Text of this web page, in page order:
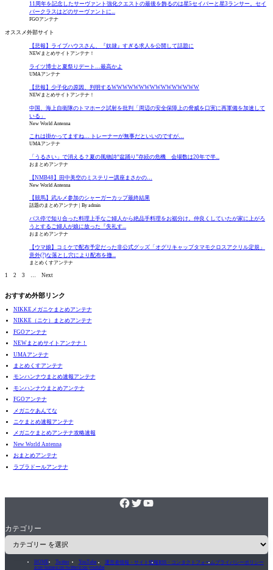
11周年を記念したサーヴァント強化クエストの最後を飾るのは星5セイバーと星3ランサー。セイ
バークラスはどのサーヴァントに...
FGOアンテナ
オススメ外部サイト
【悲報】ライブハウスさん、『奴隷』すぎる求人を公開して話題に
NEWまとめサイトアンテナ！
ライツ博士と夏祭りデート…最高かよ
UMAアンテナ
【悲報】少子化の原因、判明するWWWWWWWWWWWWWWWW
NEWまとめサイトアンテナ！
中国、海上自衛隊のトマホーク試射を批判「周辺の安全保障上の脅威を口実に再軍備を加速して
いる」
New World Antenna
これは掛かってますね… トレーナーが無事だといいのですが…
UMAアンテナ
「うるさい」で消える？夏の風物詩“盆踊り”存続の危機 会場数は20年で半...
おまとめアンテナ
【NMB48】田中美空のミステリー講座まさかの…
New World Antenna
【競馬】武ルメ参加のシャーガーカップ最終結果
話題のまとめアンテナ By admin
バス停で知り合った料理上手なご婦人から絶品手料理をお裾分け。仲良くしていたが家に上がろ
うとするご婦人が娘に放った『失礼す...
おまとめアンテナ
【ウマ娘】コミケで配布予定だった非公式グッズ「オグリキャップタマモクロスアクリル定規」
意外(?)な落とし穴により配布を撤...
まとめくすアンテナ
1 2 3 … Next
おすすめ外部リンク
NIKKEメガニケまとめアンテナ
NIKKE（ニケ）まとめアンテナ
FGOアンテナ
NEWまとめサイトアンテナ！
UMAアンテナ
まとめくすアンテナ
モンハンナウまとめ速報アンテナ
モンハンナウまとめアンテナ
FGOアンテナ
メガニケあんてな
ニケまとめ速報アンテナ
メガニケまとめアンテナ攻略速報
New World Antenna
おまとめアンテナ
ラブラドールアンテナ
カテゴリー
HOME
icon-home
Twitter
icon-twitter
YouTube
icon-youtube
運営者情報・サイト情報RSS・コンタクトフォームプライバシーポリシー